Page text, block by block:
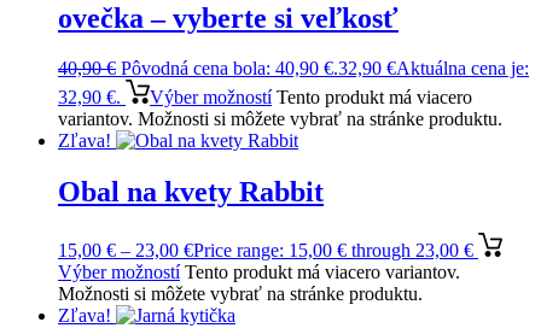
ovečka – vyberte si veľkosť
40,90€ Pôvodná cena bola: 40,90 €.32,90 €Aktuálna cena je:
32,90 €.
Výber možností Tento produkt má viacero
variantov. Možnosti si môžete vybrať na stránke produktu.
Zľava!
Obal na kvety Rabbit
15,00 € – 23,00 €Price range: 15,00 € through 23,00 €
Výber možností Tento produkt má viacero variantov.
Možnosti si môžete vybrať na stránke produktu.
Zľava!